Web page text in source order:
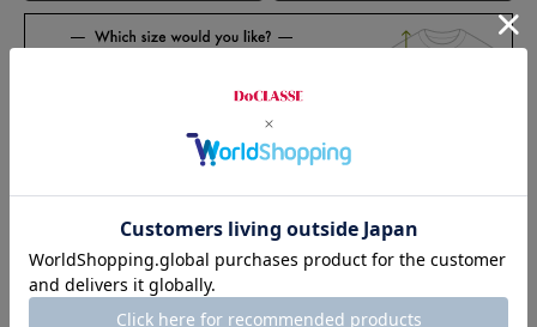
Sleeve length 60cm
Shoulder width 35cm